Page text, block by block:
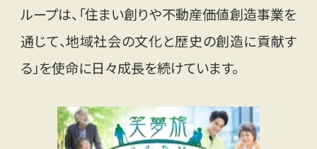
ループは、「住まい創りや不動産価値創造事業を
通じて、地域社会の文化と歴史の創造に貢献す
る」を使命に日々成長を続けています。